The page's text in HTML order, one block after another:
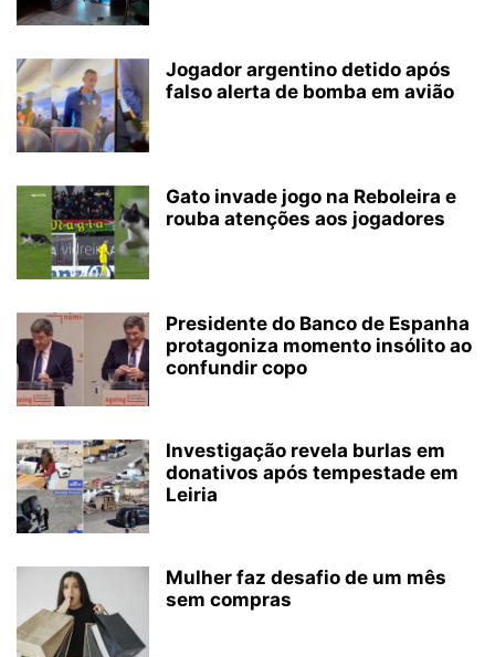
Jogador argentino detido após
falso alerta de bomba em avião
Gato invade jogo na Reboleira e
rouba atenções aos jogadores
Presidente do Banco de Espanha
protagoniza momento insólito ao
confundir copo
Investigação revela burlas em
donativos após tempestade em
Leiria
Mulher faz desafio de um mês
sem compras